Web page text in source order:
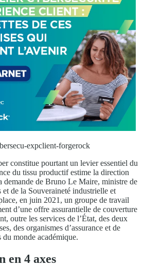
expclient-forgerock
constitue pourtant un levier essentiel du
du tissu productif estime la direction
demande de Bruno Le Maire, ministre de
et de la Souveraineté industrielle et
en juin 2021, un groupe de travail
d’une offre assurantielle de couverture
outre les services de l’État, des deux
des organismes d’assurance et de
du monde académique.
en 4 axes